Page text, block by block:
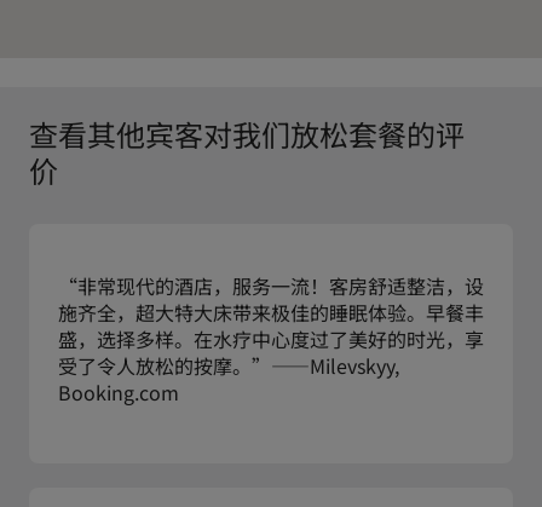
查看其他宾客对我们放松套餐的评
价
“非常现代的酒店，服务一流！客房舒适整洁，设
施齐全，超大特大床带来极佳的睡眠体验。早餐丰
盛，选择多样。在水疗中心度过了美好的时光，享
受了令人放松的按摩。”——Milevskyy,
Booking.com